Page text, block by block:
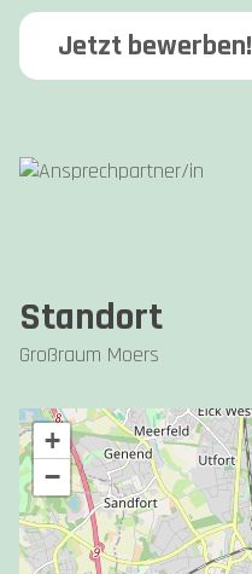
Jetzt bewerben!
Standort
Großraum Moers
+
−